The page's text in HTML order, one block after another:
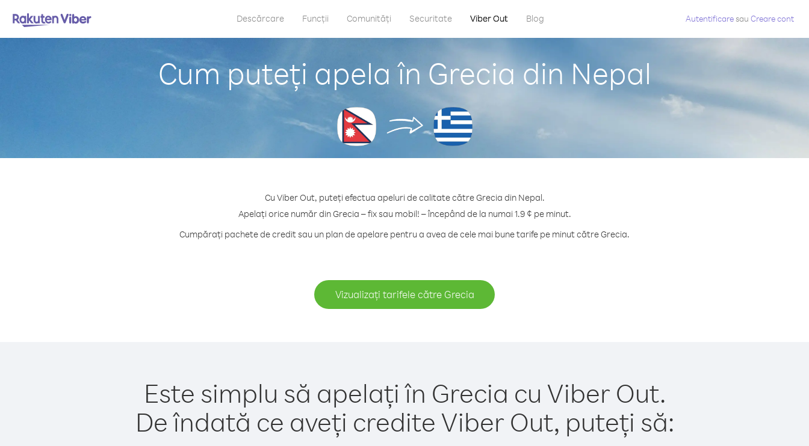
Descărcare Funcții Comunități Securitate Viber Out Blog Autentificaresau Creare cont
Cum puteți apela în Grecia din Nepal
Cu Viber Out, puteți efectua apeluri de calitate către Grecia din Nepal.
Apelați orice număr din Grecia – fix sau mobil! – începând de la numai 1.9 ¢ pe minut.
Cumpărați pachete de credit sau un plan de apelare pentru a avea de cele mai bune tarife pe minut către Grecia.
Vizualizați tarifele către Grecia
Este simplu să apelați în Grecia cu Viber Out.
De îndată ce aveți credite Viber Out, puteți să: